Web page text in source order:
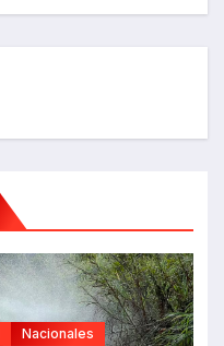
Nacionales